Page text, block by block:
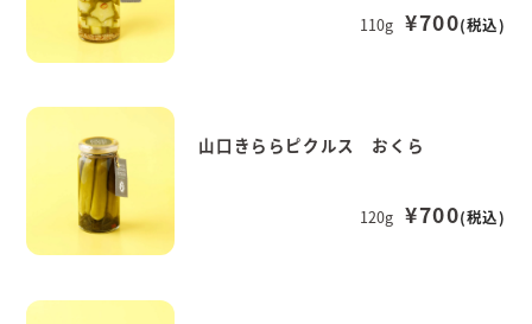
110g ¥700(税込)
山口きららピクルス おくら
120g ¥700(税込)